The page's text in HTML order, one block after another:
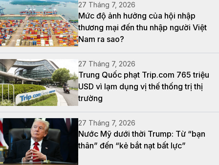
27 Tháng 7, 2026
Mức độ ảnh hưởng của hội nhập
thương mại đến thu nhập người Việt
Nam ra sao?
27 Tháng 7, 2026
Trung Quốc phạt Trip.com 765 triệu
USD vì lạm dụng vị thế thống trị thị
trường
27 Tháng 7, 2026
Nước Mỹ dưới thời Trump: Từ “bạn
thân” đến “kẻ bắt nạt bất lực”